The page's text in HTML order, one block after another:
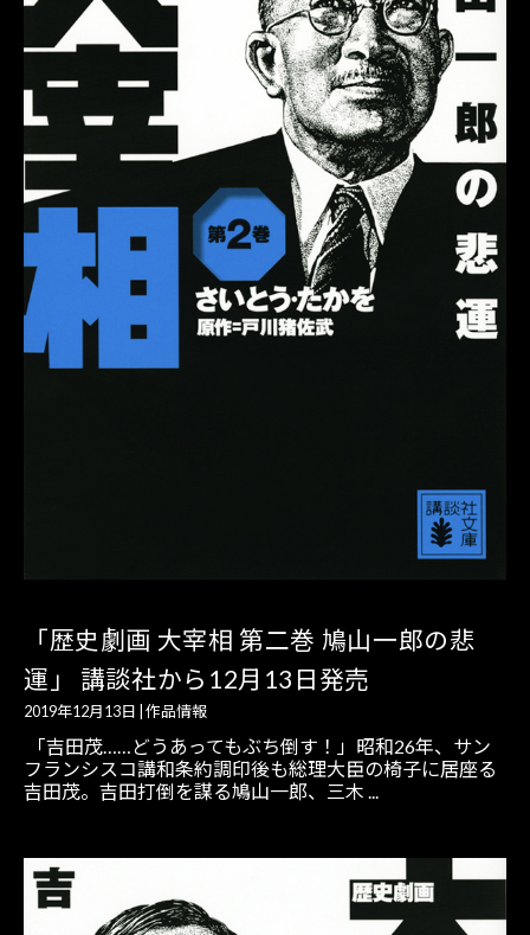
「歴史劇画 大宰相 第二巻 鳩山一郎の悲
運」 講談社から12月13日発売
2019年12月13日 作品情報
「吉田茂……どうあってもぶち倒す！」昭和26年、サン
フランシスコ講和条約調印後も総理大臣の椅子に居座る
吉田茂。吉田打倒を謀る鳩山一郎、三木 ...